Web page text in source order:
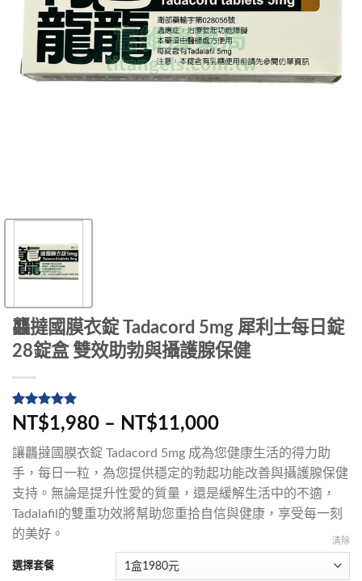
龘撻國膜衣錠 Tadacord 5mg 犀利士每日錠
28錠盒 雙效助勃與攝護腺保健
評分5/
5，已有
5
位
顧客進行評
分
NT$1,980 – NT$11,000
讓龘撻國膜衣錠 Tadacord 5mg 成為您健康生活的得力助
手，每日一粒，為您提供穩定的勃起功能改善與攝護腺保健
支持。無論是提升性愛的質量，還是緩解生活中的不適，
Tadalafil的雙重功效將幫助您重拾自信與健康，享受每一刻
的美好。
選擇套餐
清除